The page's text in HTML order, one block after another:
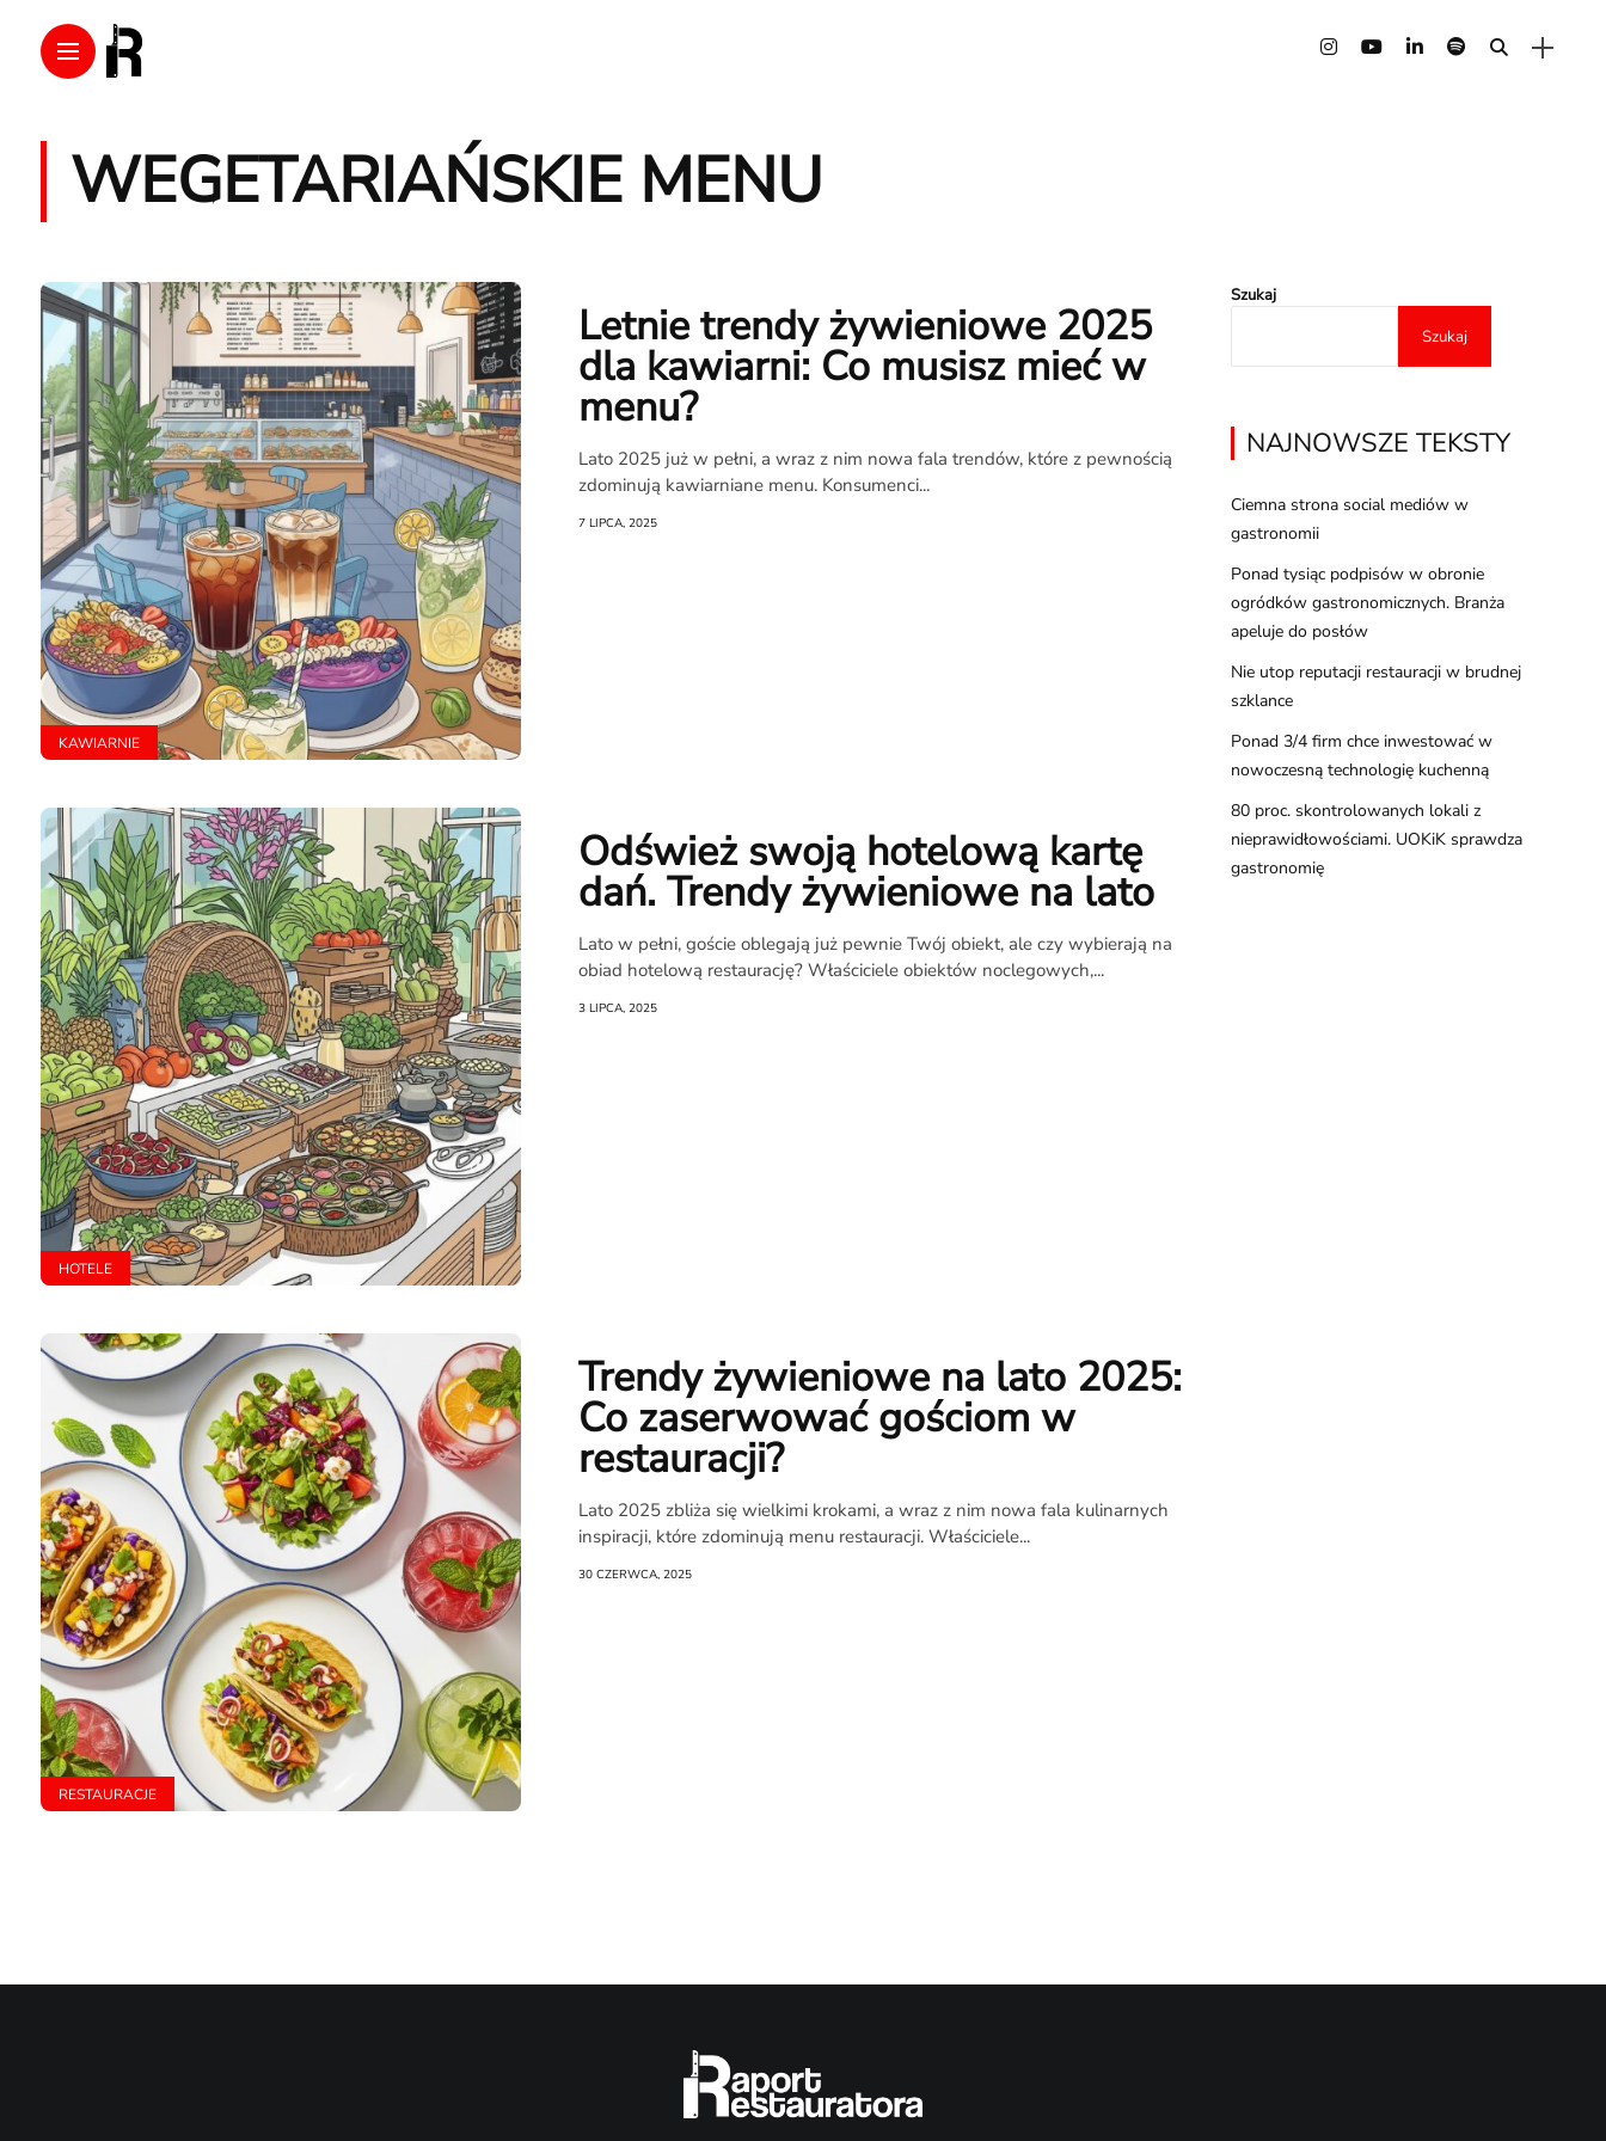
O
Raporcie
na
Noże
Search
WEGETARIAŃSKIE MENU
KAWIARNIE
Letnie trendy żywieniowe 2025
dla kawiarni: Co musisz mieć w
menu?
Lato 2025 już w pełni, a wraz z nim nowa fala trendów, które z pewnością
zdominują kawiarniane menu. Konsumenci...
7 LIPCA, 2025
HOTELE
Odśwież swoją hotelową kartę
dań. Trendy żywieniowe na lato
Lato w pełni, goście oblegają już pewnie Twój obiekt, ale czy wybierają na
obiad hotelową restaurację? Właściciele obiektów noclegowych,...
3 LIPCA, 2025
RESTAURACJE
Trendy żywieniowe na lato 2025:
Co zaserwować gościom w
restauracji?
Lato 2025 zbliża się wielkimi krokami, a wraz z nim nowa fala kulinarnych
inspiracji, które zdominują menu restauracji. Właściciele...
30 CZERWCA, 2025
Szukaj
Szukaj
NAJNOWSZE TEKSTY
Ciemna strona social mediów w
gastronomii
Ponad tysiąc podpisów w obronie
ogródków gastronomicznych. Branża
apeluje do posłów
Nie utop reputacji restauracji w brudnej
szklance
Ponad 3/4 firm chce inwestować w
nowoczesną technologię kuchenną
80 proc. skontrolowanych lokali z
nieprawidłowościami. UOKiK sprawdza
gastronomię